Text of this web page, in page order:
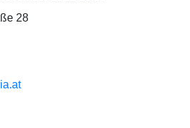
28